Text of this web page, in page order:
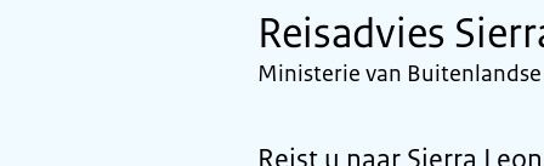
Reisadvies
Ministerie van